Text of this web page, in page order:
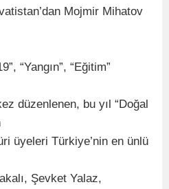
Mojmir Mihatov
“Yangın”, “Eğitim”
düzenlenen, bu yıl “Doğal
üyeleri Türkiye’nin en ünlü
Şevket Yalaz,